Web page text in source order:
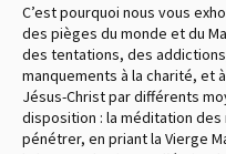
C’est pourquoi nous vous
des pièges du monde et du
des tentations, des
manquements à la charité, et
Jésus-Christ par différents
disposition : la méditation
pénétrer, en priant la Vierge